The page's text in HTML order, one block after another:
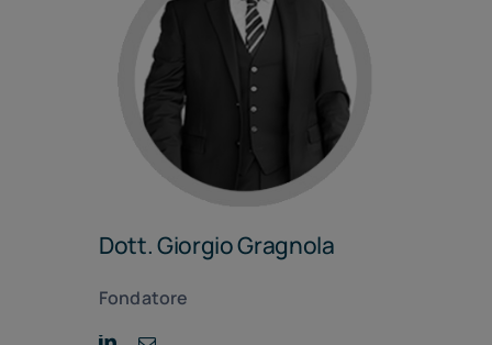
Dott. Giorgio Gragnola
Fondatore